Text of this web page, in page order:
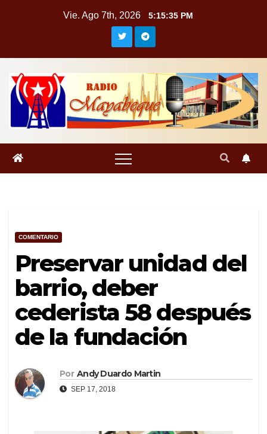
Vie. Ago 7th, 2026 5:15:35 PM
COMENTARIO
Preservar unidad del
barrio, deber
cederista 58 después
de la fundación
Por Andy Duardo Martin
SEP 17, 2018